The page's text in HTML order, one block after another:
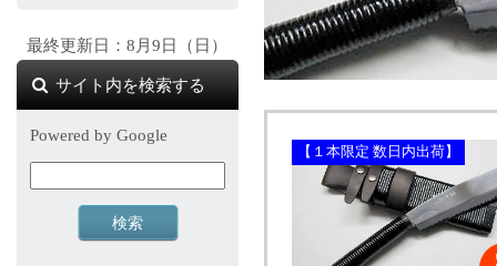
【１本限定 数日内出荷】
最終更新日：8月9日（日）
サイト内を検索する
Powered by Google